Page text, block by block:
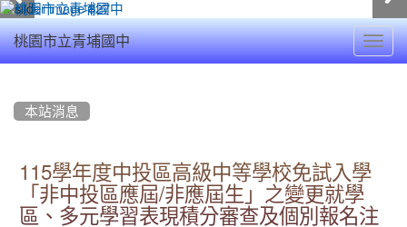
桃園市立青埔國中
本站消息
115學年度中投區高級中等學校免試入學
「非中投區應屆/非應屆生」之變更就學
區、多元學習表現積分審查及個別報名注